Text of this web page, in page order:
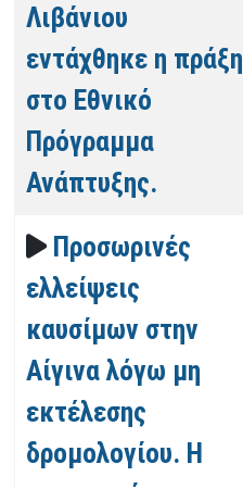
Λιβάνιου
εντάχθηκε η πράξη
στο Εθνικό
Πρόγραμμα
Ανάπτυξης.
Προσωρινές
ελλείψεις
καυσίμων στην
Αίγινα λόγω μη
εκτέλεσης
δρομολογίου. Η